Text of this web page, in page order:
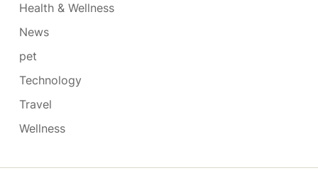
Health & Wellness
News
pet
Technology
Travel
Wellness